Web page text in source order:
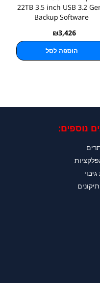
22TB 3.5 inch USB 3.2
Backup Software
₪3,426
הוספה לסל
נוספים: